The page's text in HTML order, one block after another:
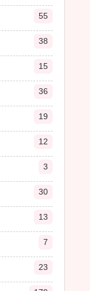
55
38
15
36
19
12
3
30
13
7
23